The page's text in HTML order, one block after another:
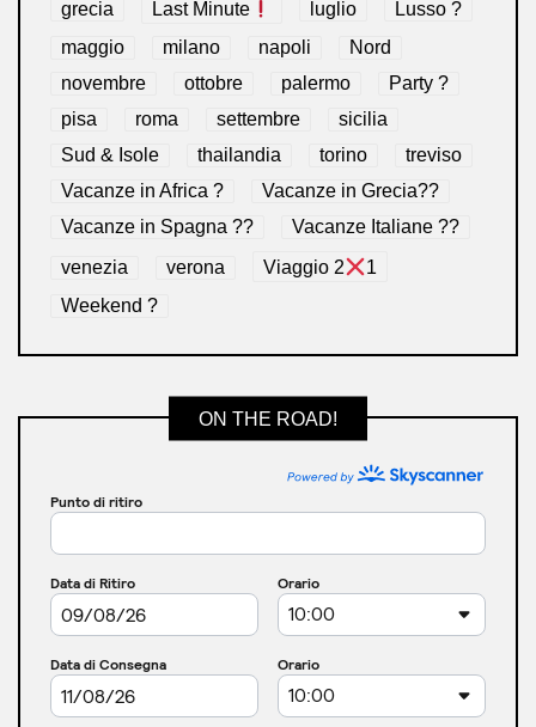
grecia Last Minute luglio
Lusso ?
maggio
milano napoli
Nord
novembre
ottobre palermo
Party ?
pisa
roma settembre
sicilia
Sud & Isole
thailandia torino
treviso
Vacanze in Africa ?
Vacanze in Grecia??
Vacanze in Spagna ??
Vacanze Italiane ??
venezia verona Viaggio 2
1
Weekend ?
ON THE ROAD!